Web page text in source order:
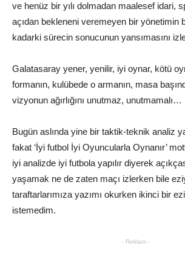
ve henüz bir yılı dolmadan maalesef idari,
açıdan bekleneni veremeyen bir yönetimin
kadarki sürecin sonucunun yansımasını
Galatasaray yener, yenilir, iyi oynar, kötü
formanın, kulübede o armanın, masa
vizyonun ağırlığını unutmaz, unutmamalı…
Bugün aslında yine bir taktik-teknik analiz
fakat ‘İyi futbol İyi Oyuncularla Oynanır’
iyi analizde iyi futbola yapılır diyerek
yaşamak ne de zaten maçı izlerken bile
taraftarlarımıza yazımı okurken ikinci bir
istemedim.
- Reklam -